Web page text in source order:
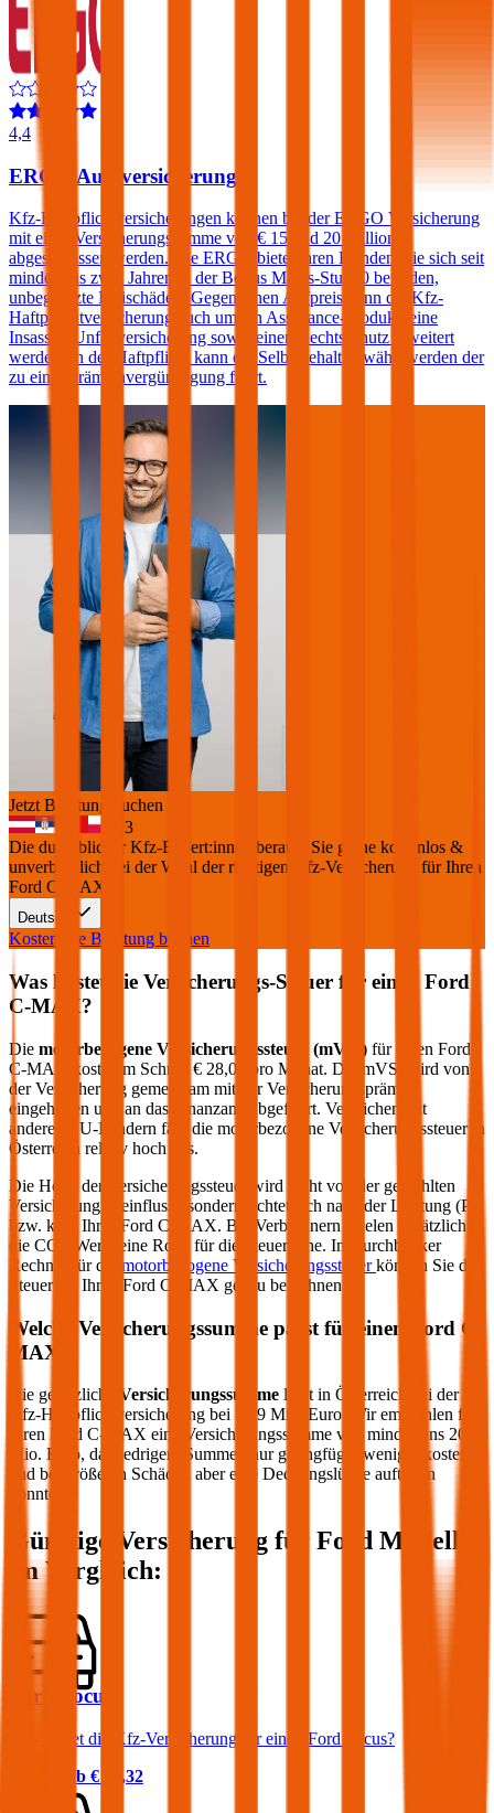
4,4
ERGO Autoversicherung
Kfz-Haftpflichtversicherungen können bei der ERGO Versicherung
mit einer Versicherungssumme von € 15 und 20 Millionen
abgeschlossen werden. Die ERGO bietet ihren Kunden, die sich seit
mindestens zwei Jahren in der Bonus Malus-Stufe 0 befinden,
unbegrenzte Freischäden. Gegen einen Aufpreis kann die Kfz-
Haftpflichtversicherung auch um ein Assistance-Produkt, eine
Insassen-Unfallversicherung sowie einen Rechtsschutz erweitert
werden. In der Haftpflicht kann ein Selbstbehalt gewählt werden der
zu einer Prämienvergünstigung führt.
Jetzt Beratung buchen
+3
Die durchblicker Kfz-Expert:innen beraten Sie gerne kostenlos &
unverbindlich bei der Wahl der richtigen Kfz-Versicherung für Ihren
Ford C-MAX
Deutsch
Kostenlose Beratung buchen
Was kostet die Versicherungs-Steuer für einen Ford
C-MAX?
Die motorbezogene Versicherungssteuer (mVSt) für einen Ford
C-MAX
kostet im Schnitt € 28,08
pro Monat. Die mVSt wird von
der Versicherung gemeinsam mit der Versicherungsprämie
eingehoben und an das Finanzamt abgeführt. Verglichen mit
anderen EU-Ländern fällt die motorbezogene Versicherungssteuer in
Österreich relativ hoch aus.
Die Höhe der Versicherungssteuer wird nicht von der gewählten
Versicherung beeinflusst, sondern richtet sich nach der Leistung (PS
bzw. kW) Ihres
Ford C-MAX. Bei Verbrennern spielen zusätzlich
die CO2-Werte eine Rolle für die Steuerhöhe. Im durchblicker
Rechner für die
motorbezogene Versicherungssteuerkönnen Sie die
Steuer für Ihren Ford C-MAX genau berechnen.
Welche Versicherungssumme passt für einen Ford C-
MAX
Die gesetzliche Versicherungssumme liegt in Österreich bei der
Kfz-Haftpflichtversicherung bei 7,79 Mio. Euro. Wir empfehlen für
IhrenFord C-MAX eine Versicherungssumme von mindestens 20
Mio. Euro, da niedrigere Summen nur geringfügig weniger kosten
und bei größeren Schäden aber eine Deckungslücke auftreten
könnte.
Günstige Versicherung für Ford Modelle
im Vergleich:
Ford Focus
Was kostet die Kfz-Versicherung für einen Ford Focus?
Prämie ab € 32,32